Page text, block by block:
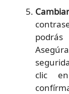
clic